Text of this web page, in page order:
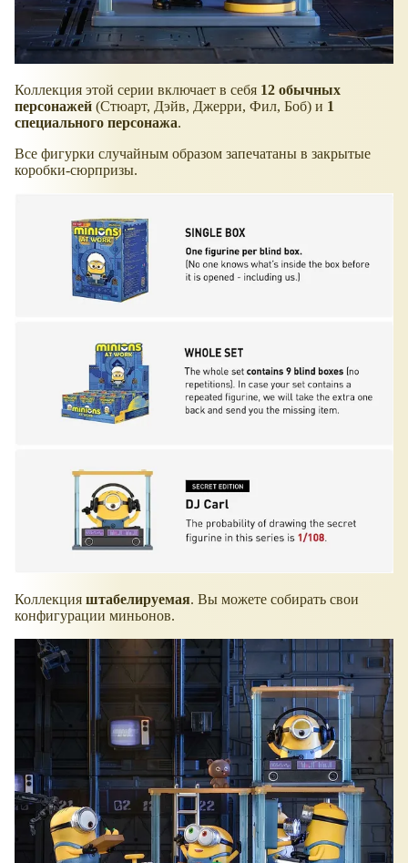
Коллекция этой серии включает в себя 12 обычных
персонажей (Стюарт, Дэйв, Джерри, Фил, Боб) и 1
специального персонажа.
Все фигурки случайным образом запечатаны в закрытые
коробки-сюрпризы.
Коллекция штабелируемая. Вы можете собирать свои
конфигурации миньонов.